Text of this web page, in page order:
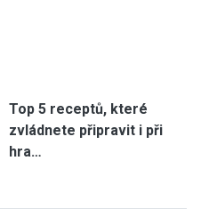
Top 5 receptů, které
zvládnete připravit i při
hra…